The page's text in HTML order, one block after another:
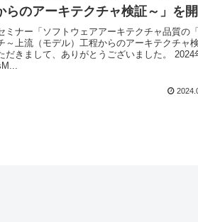
らのアーキテクチャ検証～」を
ミナー「ソフトウェアアーキテクチャ品質の
～上流（モデル）工程からのアーキテクチャ
だきまして、ありがとうございました。 2024